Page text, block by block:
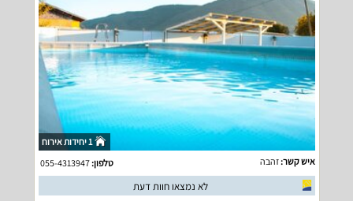
1 יחידות אירוח
איש קשר:זהבה טלפון:055-4313947
לא נמצאו חוות דעת